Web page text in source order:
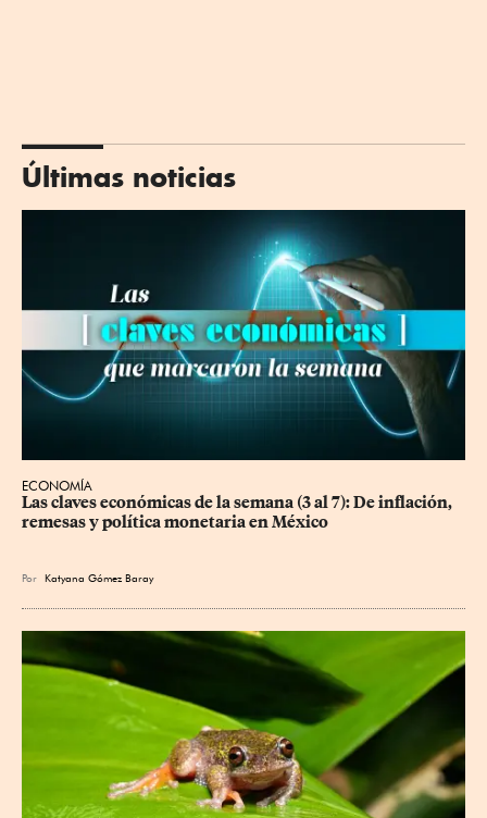
Últimas noticias
ECONOMÍA
Las claves económicas de la semana (3 al 7): De inflación,
remesas y política monetaria en México
Por Katyana Gómez Baray